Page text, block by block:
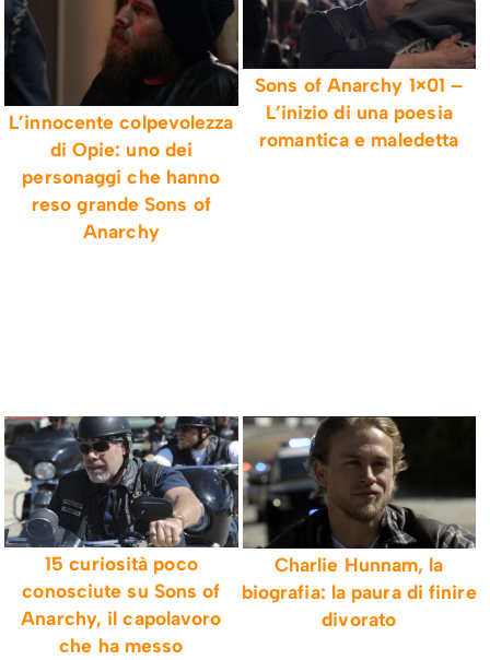
L’innocente colpevolezza
di Opie: uno dei
personaggi che hanno
reso grande Sons of
Anarchy
Sons of Anarchy 1×01 –
L’inizio di una poesia
romantica e maledetta
15 curiosità poco
conosciute su Sons of
Anarchy, il capolavoro
che ha messo
Charlie Hunnam, la
biografia: la paura di finire
divorato